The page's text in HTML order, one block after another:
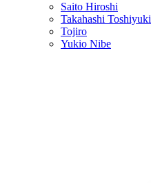
Saito Hiroshi
Takahashi Toshiyuki
Tojiro
Yukio Nibe